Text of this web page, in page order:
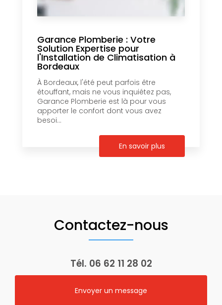
Garance Plomberie : Votre
Solution Expertise pour
l'Installation de Climatisation à
Bordeaux
À Bordeaux, l'été peut parfois être
étouffant, mais ne vous inquiétez pas,
Garance Plomberie est là pour vous
apporter le confort dont vous avez
besoi...
En savoir plus
Contactez-nous
Tél. 06 62 11 28 02
Envoyer un message